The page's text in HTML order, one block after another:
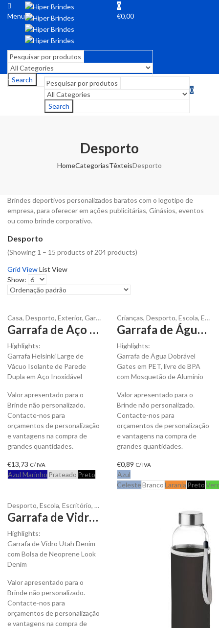
Menu
0
€0,00
Search
Search
0
Desporto
HomeCategoriasTêxteisDesporto
Brindes deportivos personalizados baratos com o logotipo de
empresa, para oferecer em ações publicitárias, Ginásios, eventos
ou como brinde corporativo.
Desporto
(Showing 1 – 15 products of 204 products)
Grid ViewList View
Show:
Casa, Desporto, Exterior, Garrafas Líquidos
Garrafa de Aço Helsinki Large 1 L para personalizar
Highlights:
Garrafa Helsinki Large de
Vácuo Isolante de Parede
Dupla em Aço Inoxidável
Valor apresentado para o
Brinde não personalizado.
Contacte-nos para
orçamentos de personalização
e vantagens na compra de
grandes quantidades.
€13,73 C/ IVA
Azul Marinho Prateado Preto
Crianças, Desporto, Escola, Exterior
Garrafa de Água dobrável Gates 480ml para personalizar
Highlights:
Garrafa de Água Dobrável
Gates em PET, livre de BPA
com Mosquetão de Alumínio
Valor apresentado para o
Brinde não personalizado.
Contacte-nos para
orçamentos de personalização
e vantagens na compra de
grandes quantidades.
€0,89 C/ IVA
Azul
CelesteBrancoLaranja Preto
Desporto, Escola, Escritório, Exterior
Garrafa de Vidro Utah Denim 500 ml para personalizar
Highlights:
Garrafa de Vidro Utah Denim
com Bolsa de Neoprene Look
Denim
Valor apresentado para o
Brinde não personalizado.
Contacte-nos para
orçamentos de personalização
e vantagens na compra de